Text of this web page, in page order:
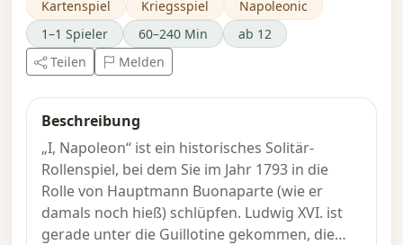
Kartenspiel Kriegsspiel
Napoleonic
1–1 Spieler
60–240 Min
ab 12
Teilen
Melden
Beschreibung
„I, Napoleon“ ist ein historisches Solitär-
Rollenspiel, bei dem Sie im Jahr 1793 in die
Rolle von Hauptmann Buonaparte (wie er
damals noch hieß) schlüpfen. Ludwig XVI. ist
gerade unter die Guillotine gekommen, die